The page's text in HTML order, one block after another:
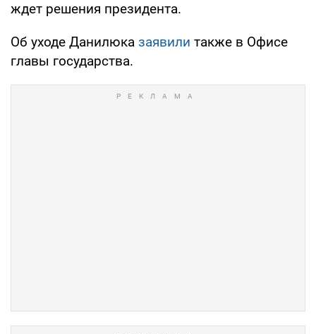
ждет решения президента.
Об уходе Данилюка заявили также в Офисе
главы государства.